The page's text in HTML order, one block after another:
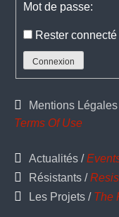
Mot de passe:
Rester connecté
Connexion
Mentions
Terms Of Use
Actualités /
Résistants /
Les Projets / The